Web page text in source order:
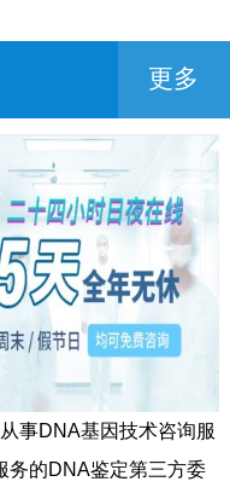
更多
事DNA基因技术咨询服
务的DNA鉴定第三方委